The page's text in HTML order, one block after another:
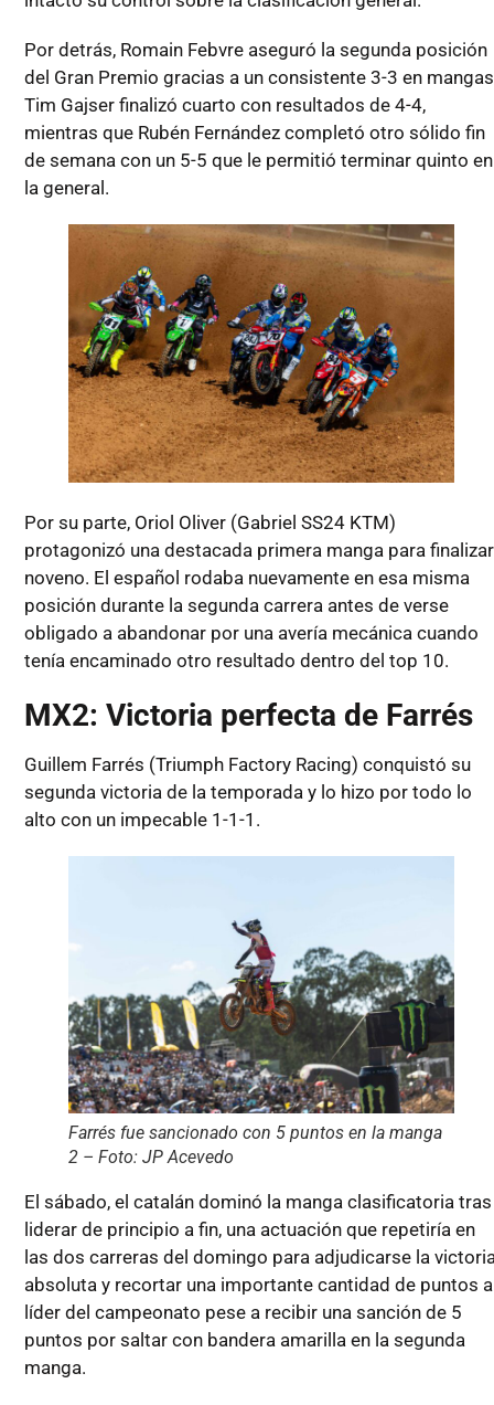
Por detrás, Romain Febvre aseguró la segunda posición
del Gran Premio gracias a un consistente 3-3 en
Tim Gajser finalizó cuarto con resultados de 4-4,
mientras que Rubén Fernández completó otro sólido fin
de semana con un 5-5 que le permitió terminar quinto en
la general.
Por su parte, Oriol Oliver (Gabriel SS24 KTM)
protagonizó una destacada primera manga para finalizar
noveno. El español rodaba nuevamente en esa misma
posición durante la segunda carrera antes de verse
obligado a abandonar por una avería mecánica cuando
tenía encaminado otro resultado dentro del top 10.
MX2: Victoria perfecta de Farrés
Guillem Farrés (Triumph Factory Racing) conquistó su
segunda victoria de la temporada y lo hizo por todo lo
alto con un impecable 1-1-1.
Farrés fue sancionado con 5 puntos en la manga
2 – Foto: JP Acevedo
El sábado, el catalán dominó la manga clasificatoria tras
liderar de principio a fin, una actuación que repetiría en
las dos carreras del domingo para adjudicarse la
absoluta y recortar una importante cantidad de puntos
líder del campeonato pese a recibir una sanción de 5
puntos por saltar con bandera amarilla en la segunda
manga.